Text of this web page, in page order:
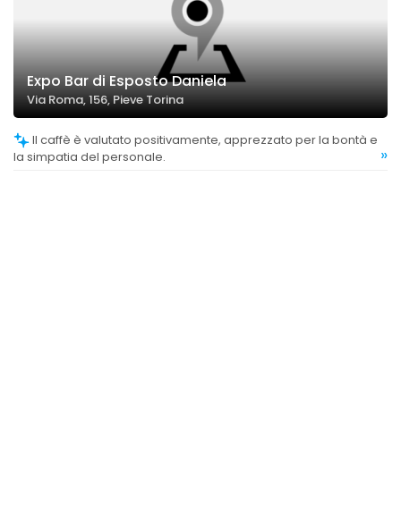
Expo Bar di Esposto Daniela
Via Roma, 156, Pieve Torina
la simpatia del personale.
»